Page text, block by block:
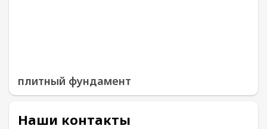
плитный фундамент
Наши контакты